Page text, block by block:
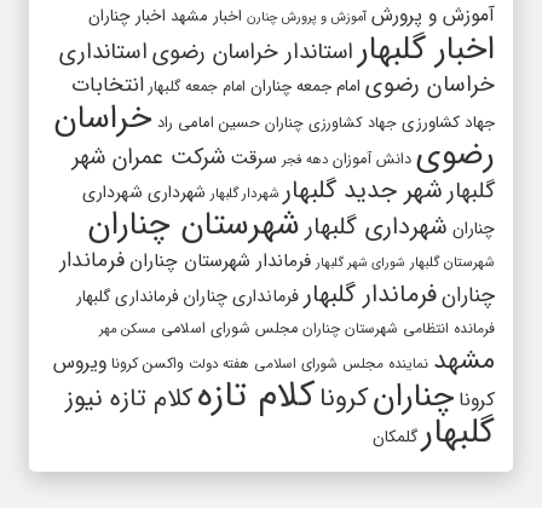
آموزش و پرورش آموزش و پرورش چنارن اخبار مشهد اخبار چناران
اخبار گلبهار استاندار خراسان رضویاستانداری
خراسان رضوی امام جمعه چناران امام جمعه گلبهار انتخابات
جهاد کشاورزی جهاد کشاورزی چناران حسین امامی راد خراسان
رضوی دانش آموزان دهه فجر سرقت شرکت عمران شهر
گلبهارشهر جدید گلبهار شهردار گلبهار شهرداری شهرداری
چناران شهرداری گلبهار شهرستان چناران
شهرستان گلبهار شورای شهر گلبهار فرماندار شهرستان چناران فرماندار
چنارانفرماندار گلبهار فرمانداری چناران فرمانداری گلبهار
فرمانده انتظامی شهرستان چناران مجلس شورای اسلامی مسکن مهر
مشهد نماینده مجلس شورای اسلامی هفته دولت واکسن کرونا ویروس
کرونا چنارانکروناکلام تازهکلام تازه نیوز
گلبهارگلمکان